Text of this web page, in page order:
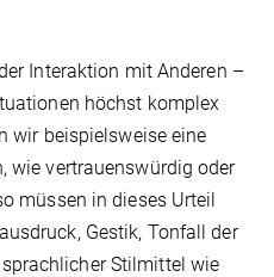
Interaktion mit Anderen –
höchst komplex
wir beispielsweise eine
wie vertrauenswürdig oder
müssen in dieses Urteil
Gestik, Tonfall der
Stilmittel wie